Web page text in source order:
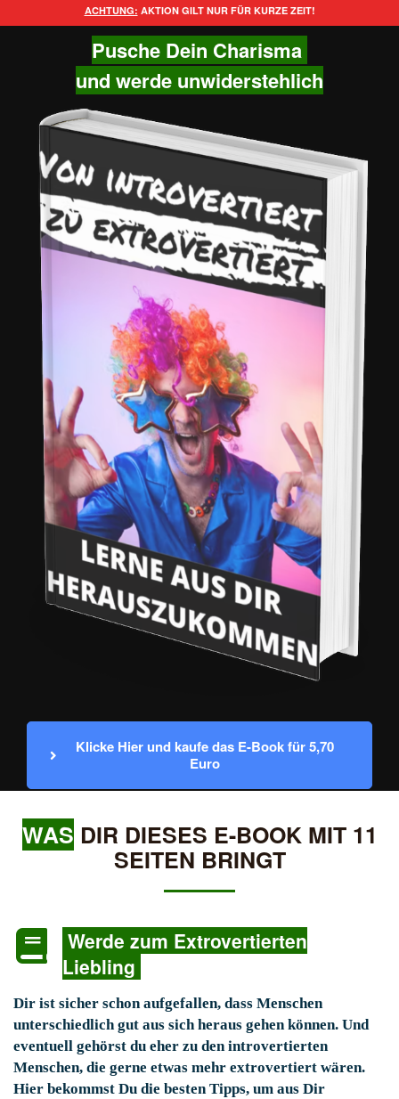
ACHTUNG: AKTION GILT NUR FÜR KURZE ZEIT!
Pusche Dein Charisma
und werde unwiderstehlich
Klicke Hier und kaufe das E-Book für 5,70
Euro
WAS DIR DIESES E-BOOK MIT 11
SEITEN BRINGT
Werde zum Extrovertierten
Liebling
Dir ist sicher schon aufgefallen, dass Menschen
unterschiedlich gut aus sich heraus gehen können. Und
eventuell gehörst du eher zu den introvertierten
Menschen, die gerne etwas mehr extrovertiert wären.
Hier bekommst Du die besten Tipps, um aus Dir